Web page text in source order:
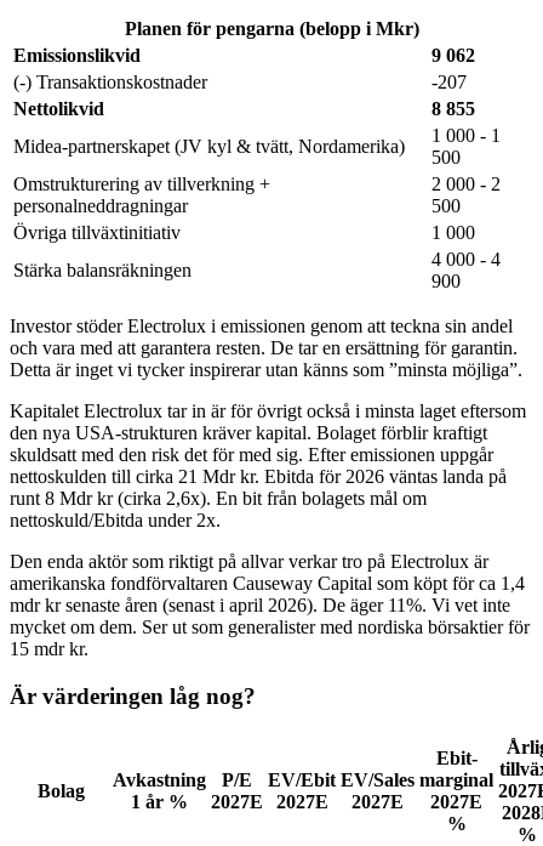
Planen för pengarna (belopp i Mkr)
Emissionslikvid
9 062
(-) Transaktionskostnader
-207
Nettolikvid
8 855
Midea-partnerskapet (JV kyl & tvätt, Nordamerika)
1 000 - 1
500
Omstrukturering av tillverkning +
personalneddragningar
2 000 - 2
500
Övriga tillväxtinitiativ
1 000
Stärka balansräkningen
4 000 - 4
900
Investor stöder Electrolux i emissionen genom att teckna sin andel
och vara med att garantera resten. De tar en ersättning för garantin.
Detta är inget vi tycker inspirerar utan känns som ”minsta möjliga”.
Kapitalet Electrolux tar in är för övrigt också i minsta laget eftersom
den nya USA-strukturen kräver kapital. Bolaget förblir kraftigt
skuldsatt med den risk det för med sig. Efter emissionen uppgår
nettoskulden till cirka 21 Mdr kr. Ebitda för 2026 väntas landa på
runt 8 Mdr kr (cirka 2,6x). En bit från bolagets mål om
nettoskuld/Ebitda under 2x.
Den enda aktör som riktigt på allvar verkar tro på Electrolux är
amerikanska fondförvaltaren Causeway Capital som köpt för ca 1,4
mdr kr senaste åren (senast i april 2026). De äger 11%. Vi vet inte
mycket om dem. Ser ut som generalister med nordiska börsaktier för
15 mdr kr.
Är värderingen låg nog?
Bolag
Avkastning
1 år %
P/E
2027E
EV/Ebit
2027E
EV/Sales
2027E
Ebit-
marginal
2027E
%
%